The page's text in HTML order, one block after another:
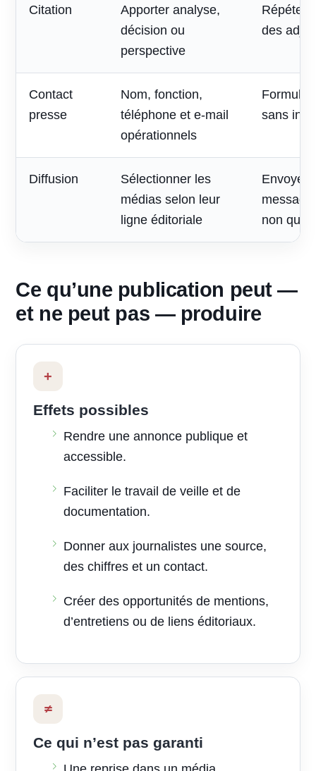
Citation
Apporter analyse,
décision ou
perspective
Répéter
des
Contact
presse
Nom, fonction,
téléphone et e-mail
opérationnels
sans
Diffusion
Sélectionner les
médias selon leur
ligne éditoriale
Envoyer
non
Ce qu’une publication peut —
et ne peut pas — produire
+
Effets possibles
Rendre une annonce publique et
accessible.
Faciliter le travail de veille et de
documentation.
Donner aux journalistes une source,
des chiffres et un contact.
Créer des opportunités de mentions,
d’entretiens ou de liens éditoriaux.
≠
Ce qui n’est pas garanti